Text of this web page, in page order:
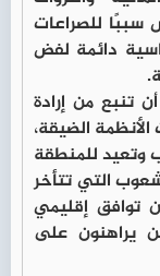
سببًا للصراعات
دائمة لفض
تنبع من إرادة
الضيقة،
وتعيد للمنطقة
التي تتأخر
توافق إقليمي
يراهنون على